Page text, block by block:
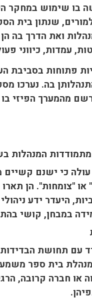
בו שימוש במחקר
שנתון בית
ואת הדרך בה
עמדות, כיווני
פתוחות בסביבת
בה.
מהמערך הפיזי בו
המנהלות
עולה כי ישנם
או "צומחות". הן
היעדר ידע
במבחן, קושי
עם תחושת הבדידות
מנהלת בית ספר
או חברה קרובה,